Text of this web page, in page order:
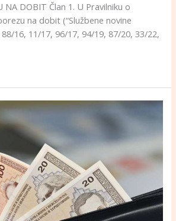
NA DOBIT Član 1. U Pravilniku o
na dobit (“Službene novine
16, 11/17, 96/17, 94/19, 87/20, 33/22,